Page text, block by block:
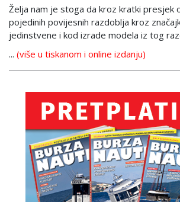
Želja nam je stoga da kroz kratki presjek
pojedinih povijesnih razdoblja kroz
jedinstvene i kod izrade modela iz tog
... (više u tiskanom i online izdanju)